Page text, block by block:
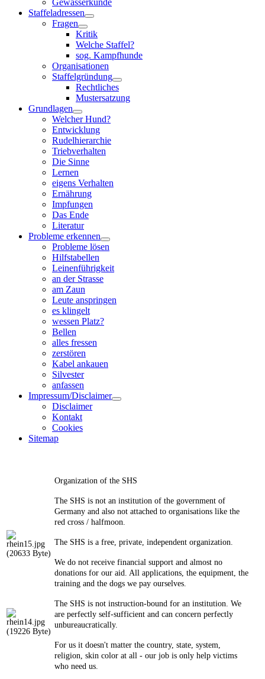
Gewässerkunde
Staffeladressen
Fragen
Kritik
Welche Staffel?
sog. Kampfhunde
Organisationen
Staffelgründung
Rechtliches
Mustersatzung
Grundlagen
Welcher Hund?
Entwicklung
Rudelhierarchie
Triebverhalten
Die Sinne
Lernen
eigens Verhalten
Ernährung
Impfungen
Das Ende
Literatur
Probleme erkennen
Probleme lösen
Hilfstabellen
Leinenführigkeit
an der Strasse
am Zaun
Leute anspringen
es klingelt
wessen Platz?
Bellen
alles fressen
zerstören
Kabel ankauen
Silvester
anfassen
Impressum/Disclaimer
Disclaimer
Kontakt
Cookies
Sitemap
Organization of the SHS
The SHS is not an institution of the government of
Germany and also not attached to organisations like the
red cross / halfmoon.
The SHS is a free, private, independent organization.
We do not receive financial support and almost no
donations for our aid. All applications, the equipment, the
training and the dogs we pay ourselves.
The SHS is not instruction-bound for an institution. We
are perfectly self-sufficient and can concern perfectly
unbureaucratically.
For us it doesn't matter the country, state, system,
religion, skin color at all - our job is only help victims
who need us.